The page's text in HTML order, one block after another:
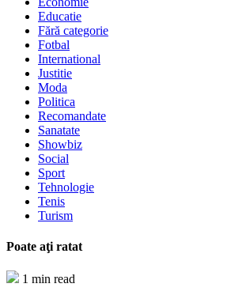
Educatie
Fără categorie
Fotbal
International
Justitie
Moda
Politica
Recomandate
Sanatate
Showbiz
Social
Sport
Tehnologie
Tenis
Turism
Poate aţi ratat
1 min read